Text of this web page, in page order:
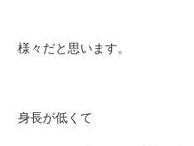
様々だと思います。
身長が低くて